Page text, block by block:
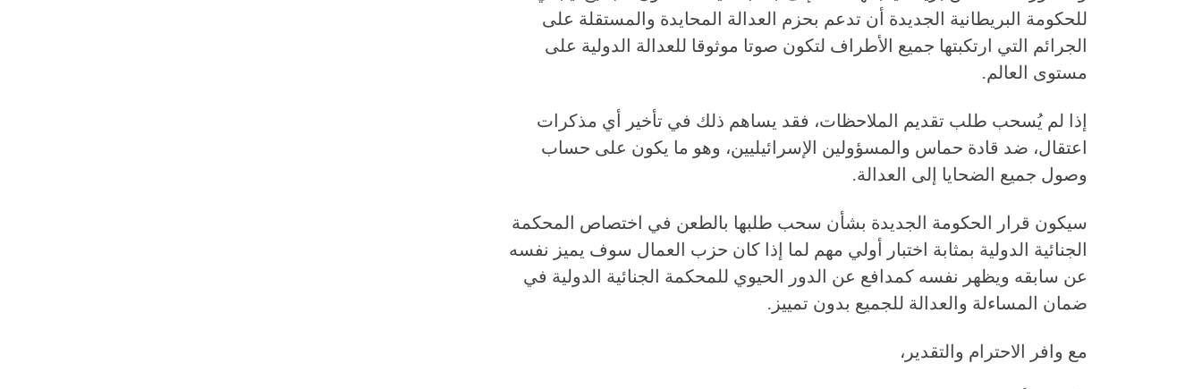
للحكومة البريطانية الجديدة أن تدعم بحزم العدالة المحايدة والمستقلة على
الجرائم التي ارتكبتها جميع الأطراف لتكون صوتا موثوقا للعدالة الدولية على
مستوى العالم.
إذا لم يُسحب طلب تقديم الملاحظات، فقد يساهم ذلك في تأخير أي مذكرات
اعتقال، ضد قادة حماس والمسؤولين الإسرائيليين، وهو ما يكون على حساب
وصول جميع الضحايا إلى العدالة.
سيكون قرار الحكومة الجديدة بشأن سحب طلبها بالطعن في اختصاص المحكمة
الجنائية الدولية بمثابة اختبار أولي مهم لما إذا كان حزب العمال سوف يميز نفسه
عن سابقه ويظهر نفسه كمدافع عن الدور الحيوي للمحكمة الجنائية الدولية في
ضمان المساءلة والعدالة للجميع بدون تمييز.
مع وافر الاحترام والتقدير،